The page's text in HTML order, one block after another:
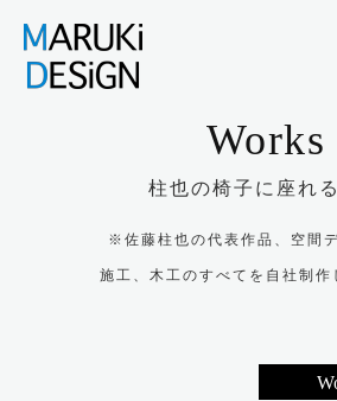
Works
柱也の椅子に座れ
※佐藤柱也の代表作品、空間
施工、木工のすべてを自社制作